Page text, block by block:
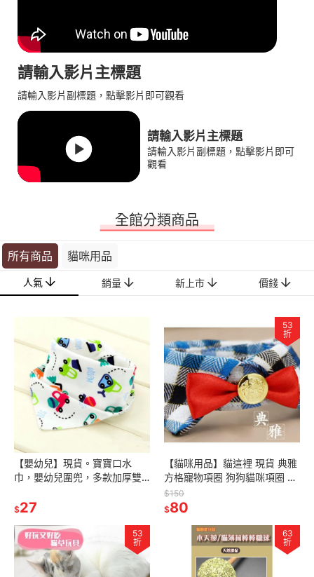
請輸入影片主標題
請輸入影片副標題，點擊影片即可觀看
請輸入影片主標題
請輸入影片副標題，點擊影片即可
觀看
全館分類商品
所有商品 貓咪用品
人氣 銷量 新上市 價錢
【嬰幼兒】現貨。寶寶口水
巾，嬰幼兒圍兜，多款加厚雙
$27
53
折
【貓咪用品】貓這裡 現貨 典雅
方格寵物項圈 狗狗貓咪項圈 學
院風寵物服飾
$150
$80
53
折
63
折